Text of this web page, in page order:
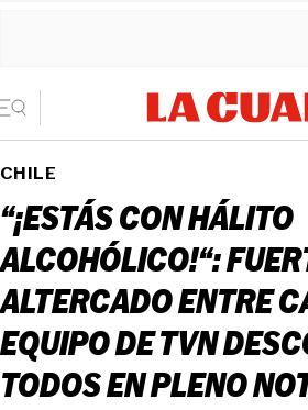
CHILE
“¡ESTÁS CON HÁLITO
ALCOHÓLICO!“:
ALTERCADO ENTRE
EQUIPO DE TVN
TODOS EN PLENO